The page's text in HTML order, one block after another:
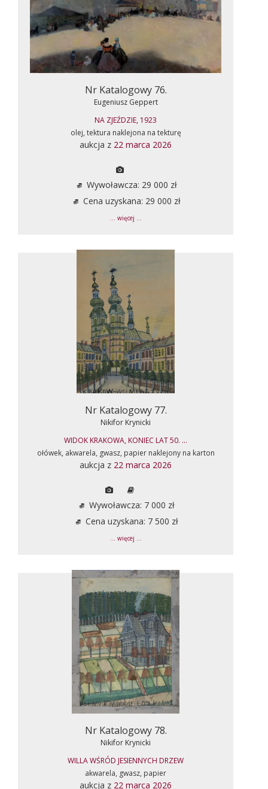
Nr Katalogowy 76.
Eugeniusz Geppert
NA ZJEŹDZIE, 1923
olej, tektura naklejona na tekturę
aukcja z 22 marca 2026
Wywoławcza: 29 000 zł
Cena uzyskana: 29 000 zł
... więcej ...
Nr Katalogowy 77.
Nikifor Krynicki
WIDOK KRAKOWA, KONIEC LAT 50. ...
ołówek, akwarela, gwasz, papier naklejony na karton
aukcja z 22 marca 2026
Wywoławcza: 7 000 zł
Cena uzyskana: 7 500 zł
... więcej ...
Nr Katalogowy 78.
Nikifor Krynicki
WILLA WŚRÓD JESIENNYCH DRZEW
akwarela, gwasz, papier
aukcja z 22 marca 2026